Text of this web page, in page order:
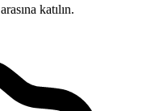
katılın.